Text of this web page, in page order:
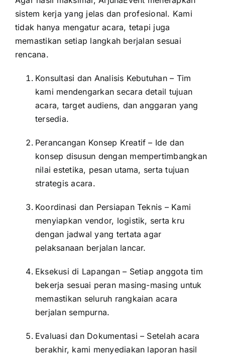
sistem kerja yang jelas dan profesional. Kami
tidak hanya mengatur acara, tetapi juga
memastikan setiap langkah berjalan sesuai
rencana.
Konsultasi dan Analisis Kebutuhan – Tim
kami mendengarkan secara detail tujuan
acara, target audiens, dan anggaran yang
tersedia.
Perancangan Konsep Kreatif – Ide dan
konsep disusun dengan mempertimbangkan
nilai estetika, pesan utama, serta tujuan
strategis acara.
Koordinasi dan Persiapan Teknis – Kami
menyiapkan vendor, logistik, serta kru
dengan jadwal yang tertata agar
pelaksanaan berjalan lancar.
Eksekusi di Lapangan – Setiap anggota tim
bekerja sesuai peran masing-masing untuk
memastikan seluruh rangkaian acara
berjalan sempurna.
Evaluasi dan Dokumentasi – Setelah acara
berakhir, kami menyediakan laporan hasil